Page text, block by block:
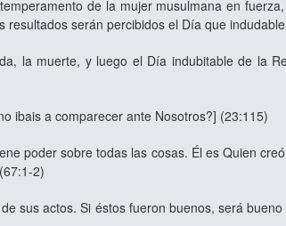
de la mujer musulmana en
serán percibidos el Día que
la muerte, y luego el Día indubitable de la
ibais a comparecer ante Nosotros?] (23:115)
poder sobre todas las cosas. Él es Quien
2)
sus actos. Si éstos fueron buenos, será